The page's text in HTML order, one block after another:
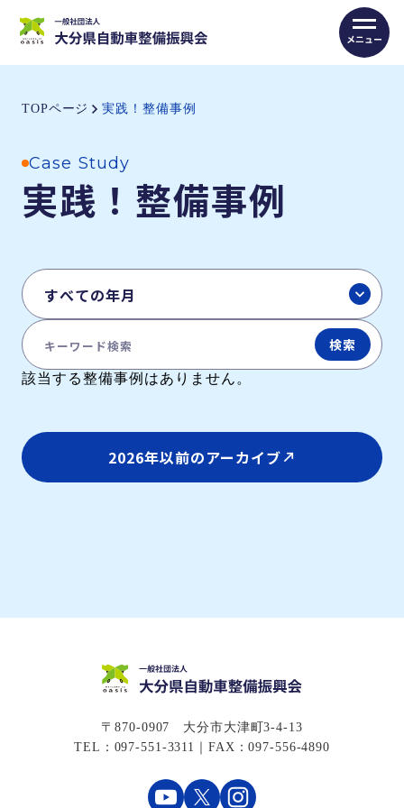
TOPページ 実践！整備事例
Case Study
実践！整備事例
検索
該当する整備事例はありません。
2026年以前のアーカイブ
〒870-0907 大分市大津町3-4-13
TEL：097-551-3311｜FAX：097-556-4890